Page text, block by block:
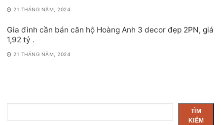
21 THÁNG NĂM, 2024
Gia đình cần bán căn hộ Hoàng Anh 3 decor đẹp 2PN, giá
1,92 tỷ .
21 THÁNG NĂM, 2024
kiếm
TÌM
KIẾM